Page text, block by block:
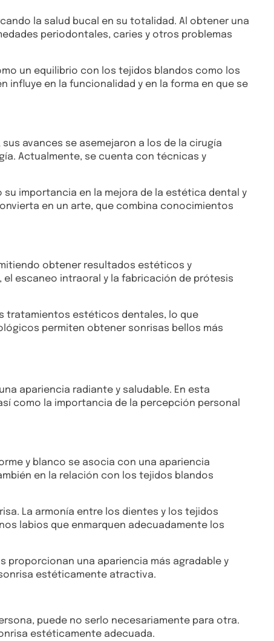
la salud bucal en su totalidad. Al obtener una
periodontales, caries y otros problemas
un equilibrio con los tejidos blandos como los
influye en la funcionalidad y en la forma en que se
avances se asemejaron a los de la cirugía
Actualmente, se cuenta con técnicas y
importancia en la mejora de la estética dental y
en un arte, que combina conocimientos
obtener resultados estéticos y
escaneo intraoral y la fabricación de prótesis
tratamientos estéticos dentales, lo que
permiten obtener sonrisas bellos más
apariencia radiante y saludable. En esta
como la importancia de la percepción personal
y blanco se asocia con una apariencia
en la relación con los tejidos blandos
La armonía entre los dientes y los tejidos
labios que enmarquen adecuadamente los
proporcionan una apariencia más agradable y
estéticamente atractiva.
puede no serlo necesariamente para otra.
estéticamente adecuada.